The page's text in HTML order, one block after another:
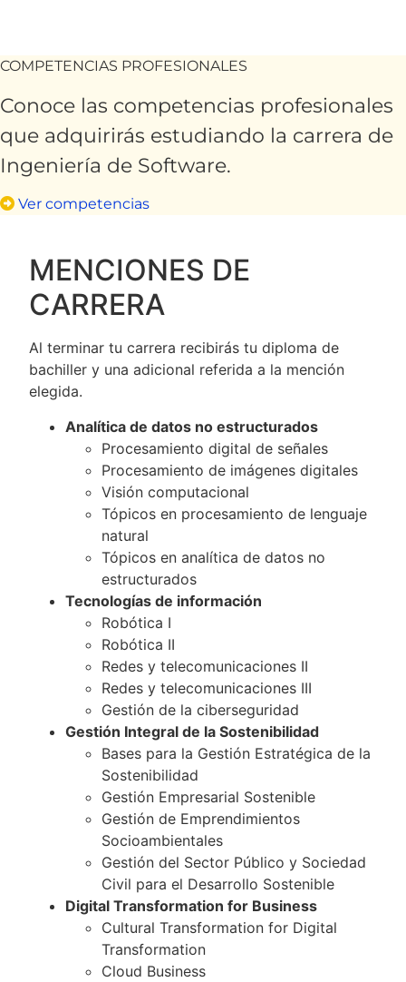
COMPETENCIAS PROFESIONALES
Conoce las competencias profesionales
que adquirirás estudiando la carrera de
Ingeniería de Software.
Ver competencias
MENCIONES DE
CARRERA
Al terminar tu carrera recibirás tu diploma de
bachiller y una adicional referida a la mención
elegida.
Analítica de datos no estructurados
Procesamiento digital de señales
Procesamiento de imágenes digitales
Visión computacional
Tópicos en procesamiento de lenguaje
natural
Tópicos en analítica de datos no
estructurados
Tecnologías de información
Robótica I
Robótica II
Redes y telecomunicaciones II
Redes y telecomunicaciones III
Gestión de la ciberseguridad
Gestión Integral de la Sostenibilidad
Bases para la Gestión Estratégica de la
Sostenibilidad
Gestión Empresarial Sostenible
Gestión de Emprendimientos
Socioambientales
Gestión del Sector Público y Sociedad
Civil para el Desarrollo Sostenible
Digital Transformation for Business
Cultural Transformation for Digital
Transformation
Cloud Business